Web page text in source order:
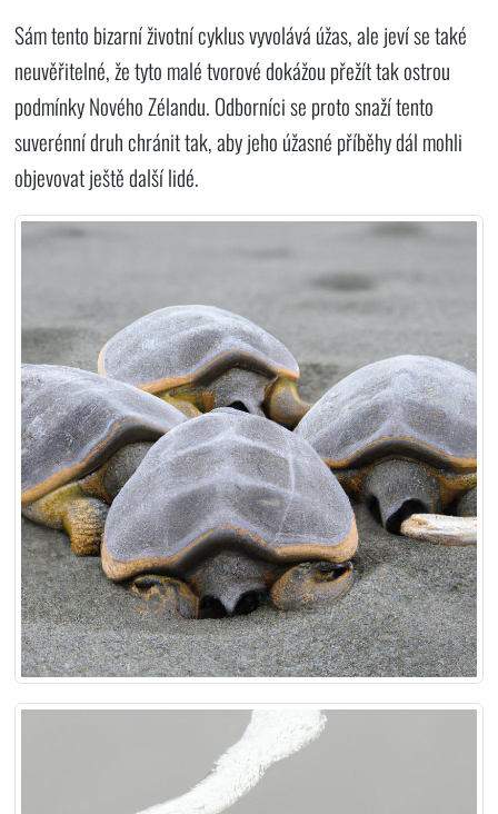
Sám tento bizarní životní cyklus vyvolává úžas, ale jeví se také
neuvěřitelné, že tyto malé tvorové dokážou přežít tak ostrou
podmínky Nového Zélandu. Odborníci se proto snaží tento
suverénní druh chránit tak, aby jeho úžasné příběhy dál mohli
objevovat ještě další lidé.